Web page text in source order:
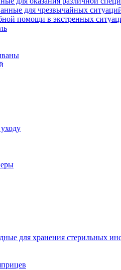
для чрезвычайных
помощи в экстренных
для хранения стерильных